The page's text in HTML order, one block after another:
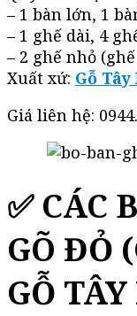
– 1 bàn lớn, 1
– 1 ghế dài, 4
– 2 ghế nhỏ
Xuất xứ: Gỗ
Giá liên hệ:
✅ CÁC
GÕ ĐỎ
GỖ